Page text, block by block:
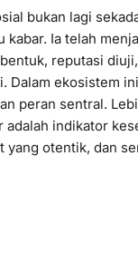
bukan lagi
kabar. Ia telah
reputasi
Dalam ekosistem
peran sentral.
adalah indikator
yang otentik, dan